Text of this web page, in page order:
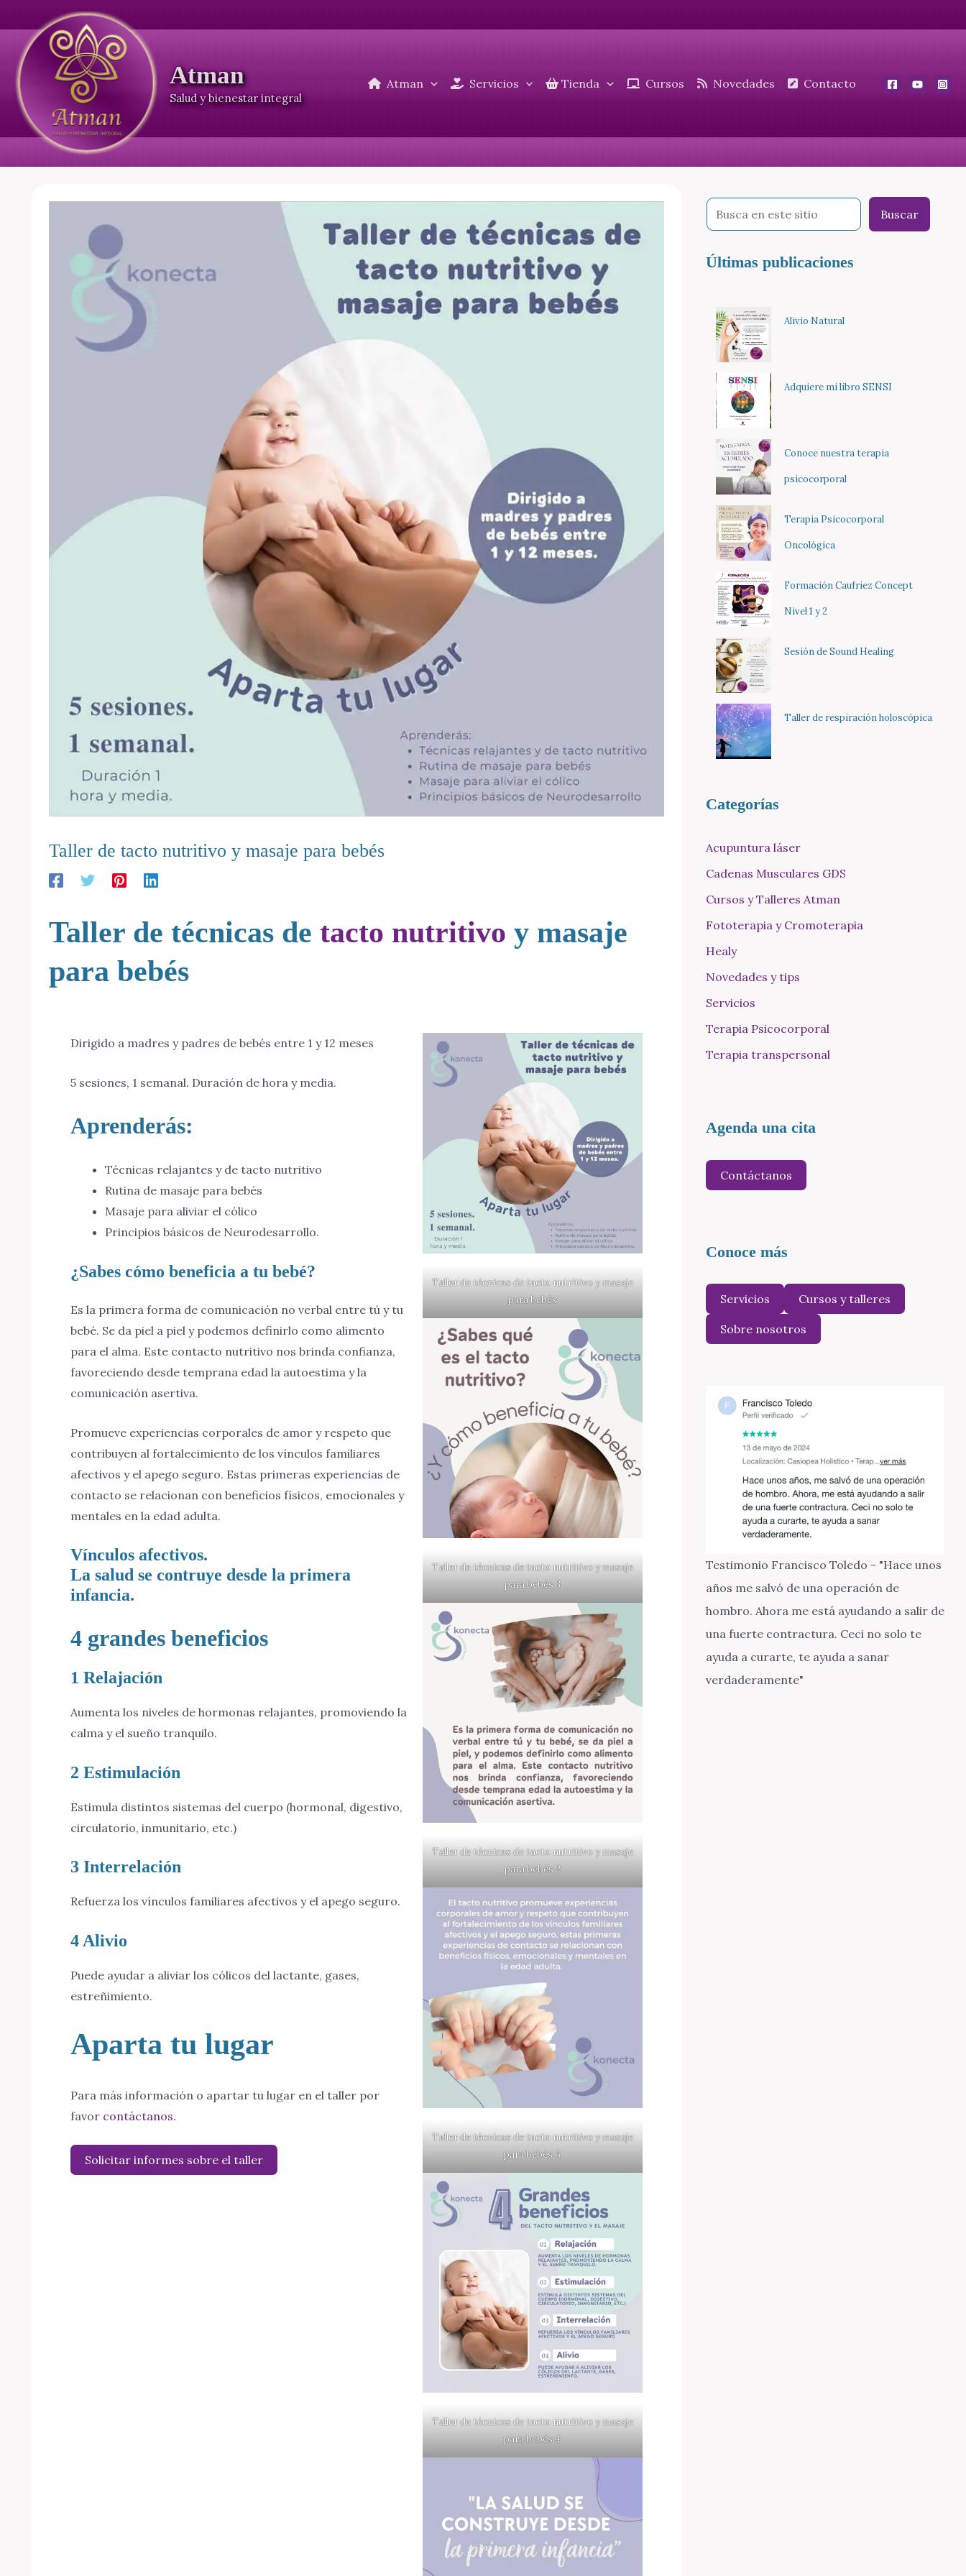
al
contenido
Atman
Salud y bienestar integral
Atman Servicios Tienda Cursos Novedades Contacto
Taller de tacto nutritivo y masaje para bebés
Taller de técnicas de tacto nutritivo y masaje
para bebés
Dirigido a madres y padres de bebés entre 1 y 12 meses
5 sesiones, 1 semanal. Duración de hora y media.
Aprenderás:
Técnicas relajantes y de tacto nutritivo
Rutina de masaje para bebés
Masaje para aliviar el cólico
Principios básicos de Neurodesarrollo.
¿Sabes cómo beneficia a tu bebé?
Es la primera forma de comunicación no verbal entre tú y tu
bebé. Se da piel a piel y podemos definirlo como alimento
para el alma. Este contacto nutritivo nos brinda confianza,
favoreciendo desde temprana edad la autoestima y la
comunicación asertiva.
Promueve experiencias corporales de amor y respeto que
contribuyen al fortalecimiento de los vínculos familiares
afectivos y el apego seguro. Estas primeras experiencias de
contacto se relacionan con beneficios físicos, emocionales y
mentales en la edad adulta.
Vínculos afectivos.
La salud se contruye desde la primera
infancia.
4 grandes beneficios
1 Relajación
Aumenta los niveles de hormonas relajantes, promoviendo la
calma y el sueño tranquilo.
2 Estimulación
Estimula distintos sistemas del cuerpo (hormonal, digestivo,
circulatorio, inmunitario, etc.)
3 Interrelación
Refuerza los vínculos familiares afectivos y el apego seguro.
4 Alivio
Puede ayudar a aliviar los cólicos del lactante, gases,
estreñimiento.
Aparta tu lugar
Para más información o apartar tu lugar en el taller por
favor contáctanos.
Solicitar informes sobre el taller
Taller de técnicas de tacto nutritivo y masaje
para bebés
Taller de técnicas de tacto nutritivo y masaje
para bebés 3
Taller de técnicas de tacto nutritivo y masaje
para bebés 2
Taller de técnicas de tacto nutritivo y masaje
para bebés 6
Taller de técnicas de tacto nutritivo y masaje
para bebés 4
Buscar
Últimas publicaciones
Alivio Natural
Adquiere mi libro SENSI
Conoce nuestra terapia
psicocorporal
Terapia Psicocorporal
Oncológica
Formación Caufriez Concept
Nivel 1 y 2
Sesión de Sound Healing
Taller de respiración holoscópica
Categorías
Acupuntura láser
Cadenas Musculares GDS
Cursos y Talleres Atman
Fototerapia y Cromoterapia
Healy
Novedades y tips
Servicios
Terapia Psicocorporal
Terapia transpersonal
Agenda una cita
Contáctanos
Conoce más
Servicios Cursos y talleres
Sobre nosotros
Testimonio Francisco Toledo - "Hace unos
años me salvó de una operación de
hombro. Ahora me está ayudando a salir de
una fuerte contractura. Ceci no solo te
ayuda a curarte, te ayuda a sanar
verdaderamente"